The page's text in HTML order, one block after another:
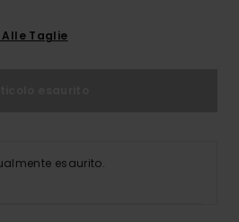
Taglie
esaurito.